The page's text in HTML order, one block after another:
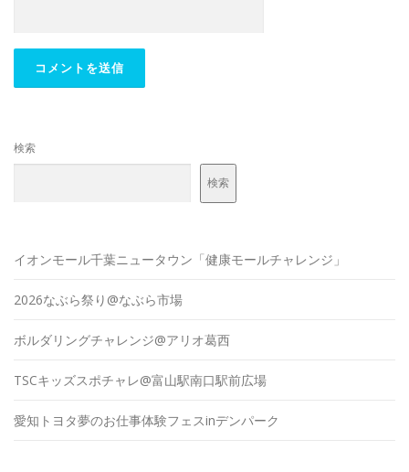
検索
検索
イオンモール千葉ニュータウン「健康モールチャレンジ」
2026なぶら祭り@なぶら市場
ボルダリングチャレンジ@アリオ葛西
TSCキッズスポチャレ@富山駅南口駅前広場
愛知トヨタ夢のお仕事体験フェスinデンパーク